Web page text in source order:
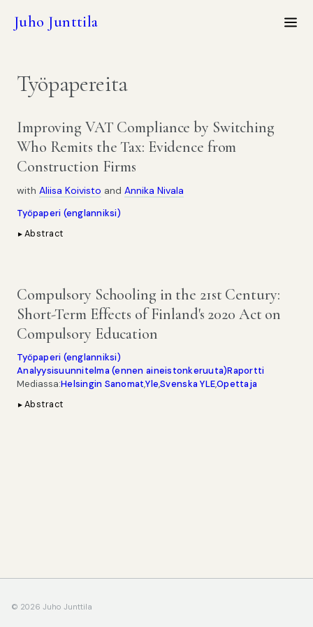
Juho Junttila
Työpapereita
Improving VAT Compliance by Switching
Who Remits the Tax: Evidence from
Construction Firms
with Aliisa Koivisto and Annika Nivala
Työpaperi (englanniksi)
► Abstract
Compulsory Schooling in the 21st Century:
Short-Term Effects of Finland's 2020 Act on
Compulsory Education
Työpaperi (englanniksi)
Analyysisuunnitelma (ennen aineistonkeruuta)Raportti
Mediassa:Helsingin Sanomat,Yle,Svenska YLE,Opettaja
► Abstract
© 2026 Juho Junttila